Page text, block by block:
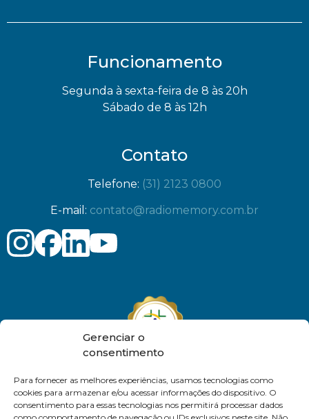
Gerenciar o
consentimento
Para fornecer as melhores experiências, usamos tecnologias como
cookies para armazenar e/ou acessar informações do dispositivo. O
consentimento para essas tecnologias nos permitirá processar dados
Funcionamento
Segunda à sexta-feira de 8 às 20h
Sábado de 8 às 12h
Contato
Telefone: (31) 2123 0800
E-mail: contato@radiomemory.com.br